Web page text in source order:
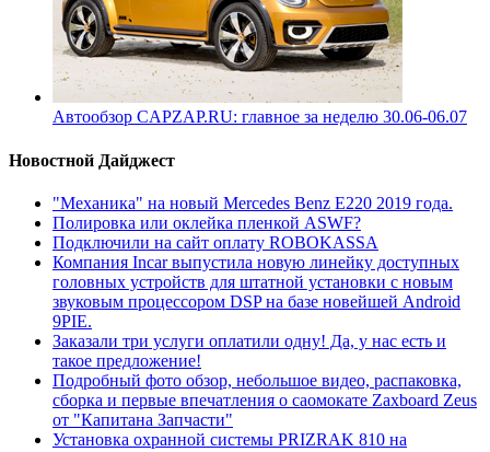
Автообзор CAPZAP.RU: главное за неделю 30.06-06.07
Новостной Дайджест
"Механика" на новый Mercedes Benz E220 2019 года.
Полировка или оклейка пленкой ASWF?
Подключили на сайт оплату ROBOKASSA
Компания Incar выпустила новую линейку доступных
головных устройств для штатной установки с новым
звуковым процессором DSP на базе новейшей Android
9PIE.
Заказали три услуги оплатили одну! Да, у нас есть и
такое предложение!
Подробный фото обзор, небольшое видео, распаковка,
сборка и первые впечатления о саомокате Zaxboard Zeus
от "Капитана Запчасти"
Установка охранной системы PRIZRAK 810 на